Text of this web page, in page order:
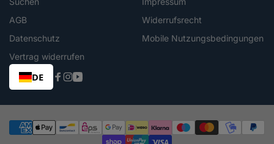
AGB
Widerrufsrecht
Datenschutz
Mobile Nutzungsbedingungen
Vertrag widerrufen
DE
Facebook
Instagram
YouTube
Zahlungsmethoden